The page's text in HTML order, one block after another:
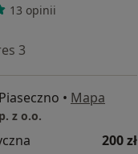
13 opinii
3
• Mapa
z o.o.
200 zł